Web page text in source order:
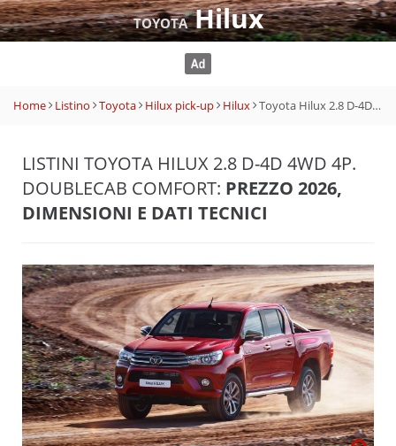
TOYOTAHilux
Home Listino Toyota Hilux pick-up Hilux Toyota Hilux 2.8 D-4D 4WD 4p. DoubleCab Comfort
LISTINI TOYOTA HILUX 2.8 D-4D 4WD 4P.
DOUBLECAB COMFORT: PREZZO 2026,
DIMENSIONI E DATI TECNICI